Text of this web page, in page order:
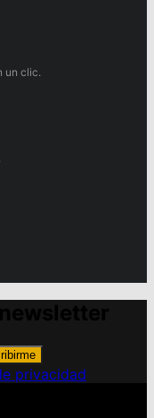
un clic.
privacidad